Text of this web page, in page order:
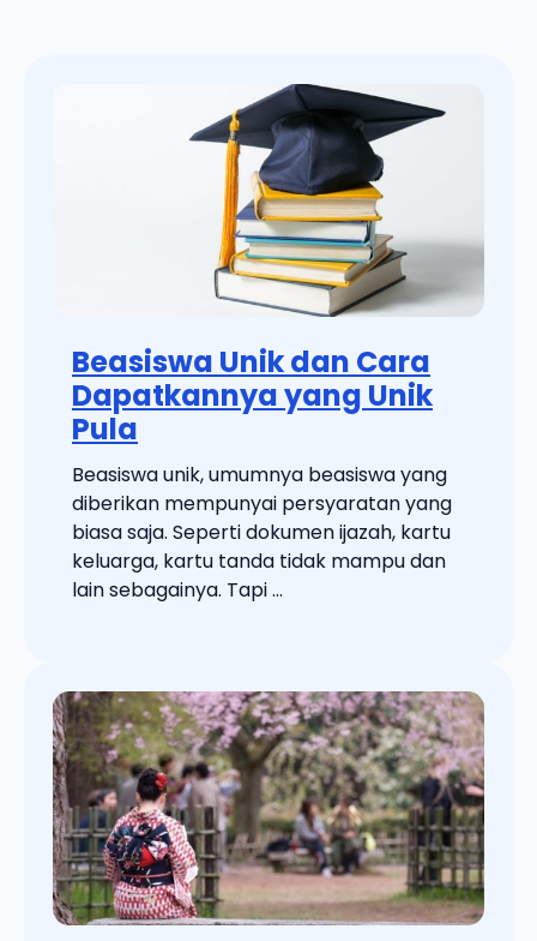
Beasiswa Unik dan Cara
Dapatkannya yang Unik
Pula
Beasiswa unik, umumnya beasiswa yang
diberikan mempunyai persyaratan yang
biasa saja. Seperti dokumen ijazah, kartu
keluarga, kartu tanda tidak mampu dan
lain sebagainya. Tapi ...